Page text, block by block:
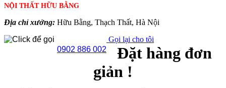
NỘI THẤT HỮU BẰNG
Địa chỉ xưởng: Hữu Bằng, Thạch Thất, Hà Nội
0902 886 002
Gọi lại cho tôi
Đặt hàng đơn
giản !